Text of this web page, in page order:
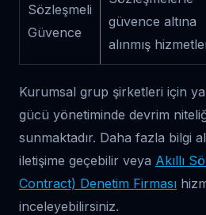
Sözleşmeli
Güvence
güvence altına
alınmış
Kurumsal grup şirketleri için
gücü yönetiminde devrim
sunmaktadır. Daha fazla bilgi
iletişime geçebilir veya Akıllı
Contract) Denetim Firması
inceleyebilirsiniz.